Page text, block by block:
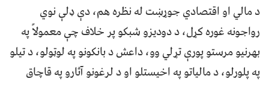
د مالي او اقتصادي جوړښت له نظره هم، دې ډلې نوي
رواجونه غوره کړل، د دودیزو شبکو پر خلاف چې معمولاً په
بهرنیو مرستو پورې تړلي وو، داعش د بانکونو په لوټولو، د تیلو
په پلورلو، د مالیاتو په اخیستلو او د لرغونو آثارو په قاچاق